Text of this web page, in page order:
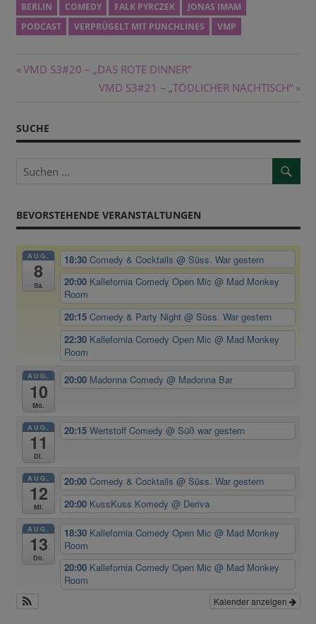
BERLIN COMEDY FALK PYRCZEK
JONAS IMAM
PODCAST
VERPRÜGELT MIT PUNCHLINES VMP
Beitragsnavigation
Vorheriger
VMD S3#20 – „DAS ROTE DINNER“
Nächster
VMD S3#21 – „TÖDLICHER NACHTISCH“
SUCHE
BEVORSTEHENDE VERANSTALTUNGEN
AUG.
8
Sa.
18:30Comedy & Cocktails@ Süss. War gestern
20:00 Kallefornia Comedy Open Mic@ Mad Monkey
Room
20:15Comedy & Party Night@ Süss. War gestern
22:30 Kallefornia Comedy Open Mic@ Mad Monkey
Room
AUG.
10
Mo.
20:00 Madonna Comedy@ Madonna Bar
AUG.
11
Di.
20:15Wertstoff Comedy@ Süß war gestern
AUG.
12
Mi.
20:00Comedy & Cocktails@ Süss. War gestern
20:00 KussKuss Komedy@ Deriva
AUG.
13
Do.
18:30 Kallefornia Comedy Open Mic@ Mad Monkey
Room
20:00 Kallefornia Comedy Open Mic@ Mad Monkey
Room
Kalender anzeigen